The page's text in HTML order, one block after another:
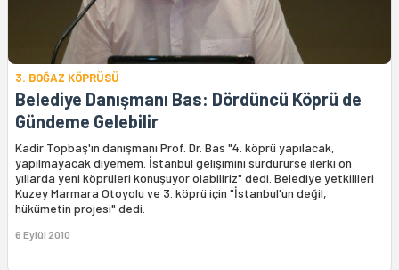
3. BOĞAZ KÖPRÜSÜ
Belediye Danışmanı Bas: Dördüncü Köprü de
Gündeme Gelebilir
Kadir Topbaş'ın danışmanı Prof. Dr. Bas "4. köprü yapılacak,
yapılmayacak diyemem. İstanbul gelişimini sürdürürse ilerki on
yıllarda yeni köprüleri konuşuyor olabiliriz" dedi. Belediye yetkilileri
Kuzey Marmara Otoyolu ve 3. köprü için "İstanbul'un değil,
hükümetin projesi" dedi.
6 Eylül 2010